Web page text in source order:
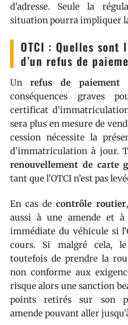
d’adresse. Seule la
situation pourra impliquer la
OTCI : Quelles sont
d’un refus de
Unrefus de paiement
conséquences graves
certificat
sera plus en mesure de
cession nécessite la
d’immatriculation à jour.
renouvellement de carte
tant que l’OTCI n’est pas
En cas decontrôle routier
aussi à une amende et
immédiate du véhicule si
cours. Si malgré cela,
toutefois de prendre la
non conforme aux
risque alors une sanction
points retirés sur son
amende pouvant aller